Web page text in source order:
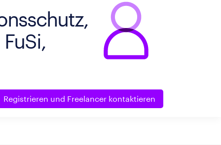
Registrieren und Freelancer kontaktieren